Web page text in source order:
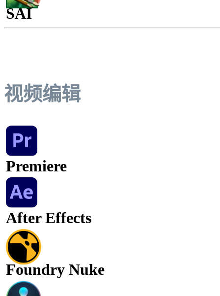
SAI
视频编辑
Premiere
After Effects
Foundry Nuke